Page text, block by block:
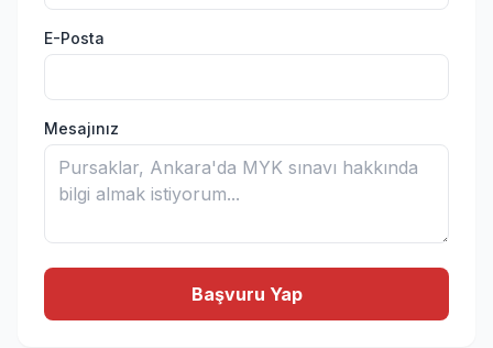
E-Posta
Mesajınız
Başvuru Yap